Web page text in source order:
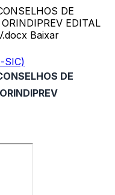
DE
EDITAL
Baixar
SIC)
DE
ORINDIPREV